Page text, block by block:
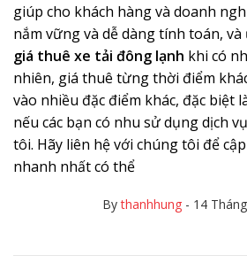
giúp cho khách hàng và doanh
nắm vững và dễ dàng tính toán,
giá thuê xe tải đông lạnh khi có
nhiên, giá thuê từng thời điểm
vào nhiều đặc điểm khác, đặc biệt
nếu các bạn có nhu sử dụng dịch
tôi. Hãy liên hệ với chúng tôi để
nhanh nhất có thể
Bythanhhung - 14